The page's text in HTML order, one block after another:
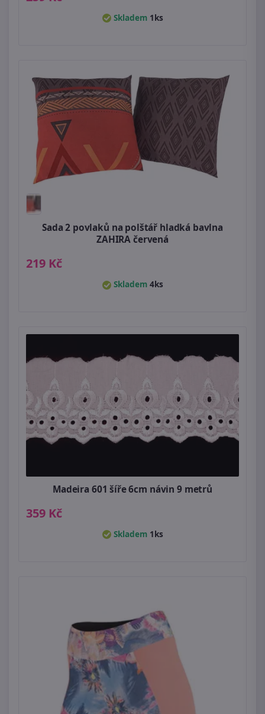
Skladem 1ks
Sada 2 povlaků na polštář hladká bavlna
ZAHIRA červená
219 Kč
Skladem 4ks
Madeira 601 šíře 6cm návin 9 metrů
359 Kč
Skladem 1ks